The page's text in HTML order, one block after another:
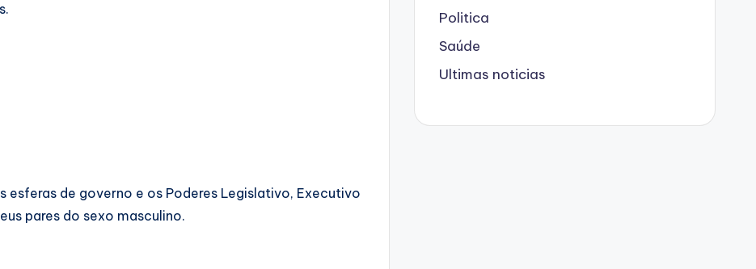
esferas de governo e os Poderes Legislativo, Executivo
pares do sexo masculino.
Politica
Saúde
Ultimas noticias